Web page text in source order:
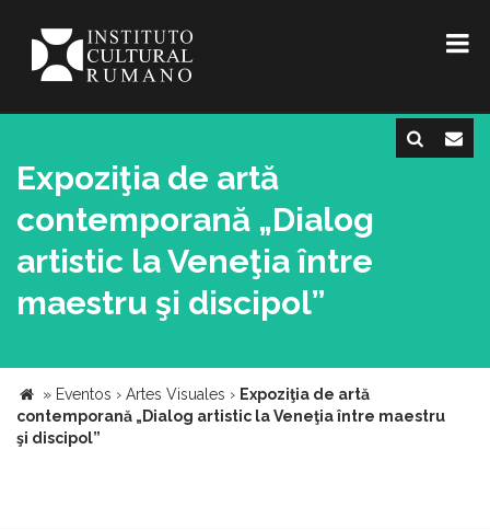
Expoziţia de artă
contemporană „Dialog
artistic la Veneţia între
maestru şi discipol”
» Eventos › Artes Visuales › Expoziţia de artă
contemporană „Dialog artistic la Veneţia între maestru
şi discipol”